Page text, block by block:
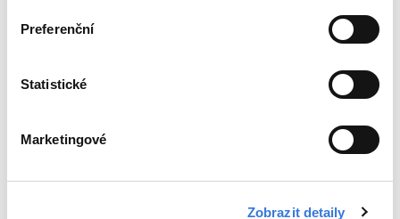
Preferenční
Statistické
Marketingové
Zobrazit detaily
09:00 – 11:00
Prosíme, schůzky objednávat předem telefonicky.